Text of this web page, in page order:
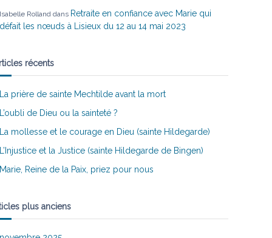
Isabelle Rolland dans Retraite en confiance avec Marie qui
défait les nœuds à Lisieux du 12 au 14 mai 2023
récents
La prière de sainte Mechtilde avant la mort
L’oubli de Dieu ou la sainteté ?
La mollesse et le courage en Dieu (sainte Hildegarde)
L’Injustice et la Justice (sainte Hildegarde de Bingen)
Marie, Reine de la Paix, priez pour nous
plus anciens